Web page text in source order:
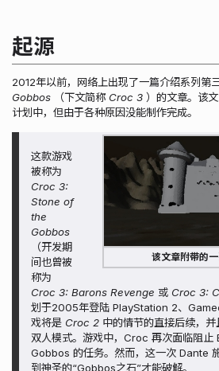
起源
2012年以前，网络上出现了一篇介绍系列第
Gobbos （下文简称 Croc 3 ）的文章。该文
计划中，但由于各种原因没能制作完成。
该文章附带的
这款游戏
被称为
Croc 3:
Stone of
the
Gobbos
（开发期
间也曾被
称为
Croc 3: Barons Revenge 或 Croc 3:
划于2005年登陆 PlayStation 2、
戏将是 Croc 2 中的情节的直接后续，
双人模式。游戏中，Croc 再次面临阻
Gobbos 的任务。然而，这一次 Dante
到神圣的“Gobbos之石”才能破解。